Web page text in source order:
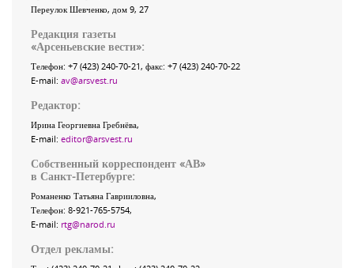
Переулок Шевченко, дом 9, 27
Редакция газеты
«Арсеньевские вести»:
Телефон: +7 (423) 240-70-21, факс: +7 (423) 240-70-22
E-mail: av@arsvest.ru
Редактор:
Ирина Георгиевна Гребнёва,
E-mail: editor@arsvest.ru
Собственный корреспондент «АВ»
в Санкт-Петербурге:
Романенко Татьяна Гаврииловна,
Телефон: 8-921-765-5754,
E-mail: rtg@narod.ru
Отдел рекламы: